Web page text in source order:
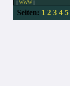
| WWW|
Seiten: 1 2 3 4 5